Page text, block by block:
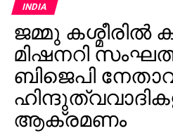
INDIA
ജമ്മു കശ്മീരില്‍
മിഷനറി
ബിജെപി
ആക്രമണം